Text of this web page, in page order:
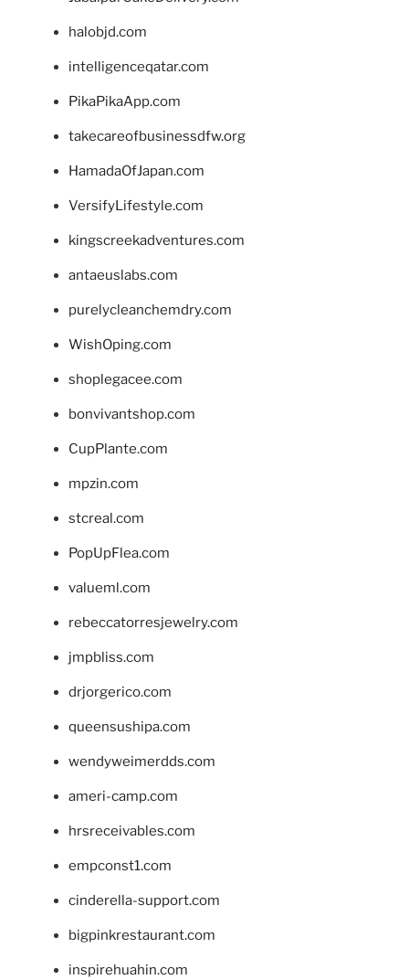
halobjd.com
intelligenceqatar.com
PikaPikaApp.com
takecareofbusinessdfw.org
HamadaOfJapan.com
VersifyLifestyle.com
kingscreekadventures.com
antaeuslabs.com
purelycleanchemdry.com
WishOping.com
shoplegacee.com
bonvivantshop.com
CupPlante.com
mpzin.com
stcreal.com
PopUpFlea.com
valueml.com
rebeccatorresjewelry.com
jmpbliss.com
drjorgerico.com
queensushipa.com
wendyweimerdds.com
ameri-camp.com
hrsreceivables.com
empconst1.com
cinderella-support.com
bigpinkrestaurant.com
inspirehuahin.com